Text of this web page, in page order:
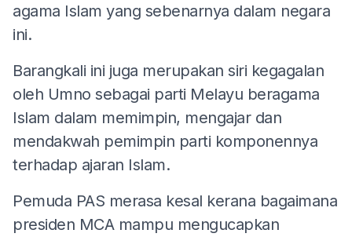
agama Islam yang sebenarnya dalam negara
ini.
Barangkali ini juga merupakan siri kegagalan
oleh Umno sebagai parti Melayu beragama
Islam dalam memimpin, mengajar dan
mendakwah pemimpin parti komponennya
terhadap ajaran Islam.
Pemuda PAS merasa kesal kerana bagaimana
presiden MCA mampu mengucapkan